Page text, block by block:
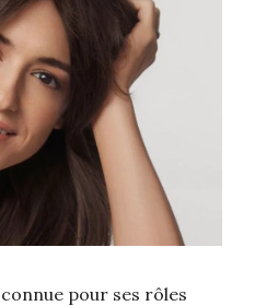
pour ses rôles